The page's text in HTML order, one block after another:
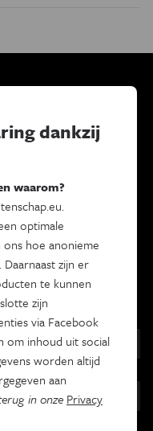
dankzij
waarom?
optimale
hoe anonieme
zijn er
te kunnen
zijn
via Facebook
om inhoud uit social
worden altijd
aan
in onze Privacy